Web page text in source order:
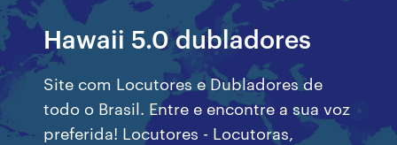
Hawaii 5.0 dubladores
Site com Locutores e Dubladores de
todo o Brasil. Entre e encontre a sua voz
preferida! Locutores - Locutoras,